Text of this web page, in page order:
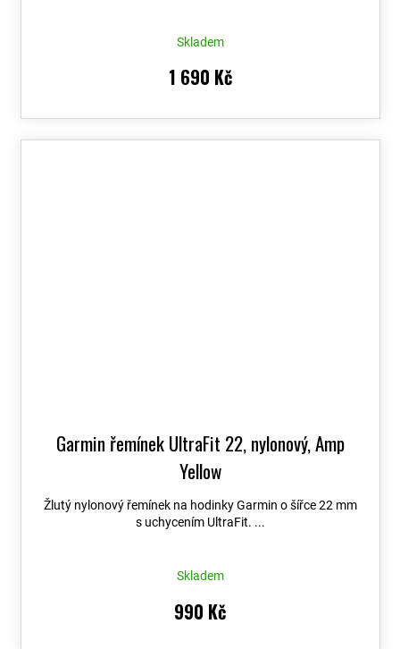
Skladem
1 690 Kč
Garmin řemínek UltraFit 22, nylonový, Amp
Yellow
Žlutý nylonový řemínek na hodinky Garmin o šířce 22 mm
s uchycením UltraFit. ...
Skladem
990 Kč